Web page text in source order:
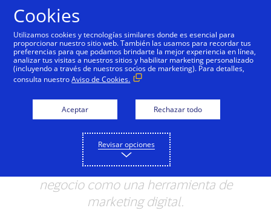
EDUCACIÓN DIGITAL
Aprovecha WhatsApp
para tu negocio
WhatsApp se ha convertido en una de las
apps más importantes en el mundo, de
ahí la importancia de incorporarlo al
negocio como una herramienta de
marketing digital.
Cookies
Utilizamos cookies y tecnologías similares donde es esencial para
proporcionar nuestro sitio web. También las usamos para recordar tus
preferencias para que podamos brindarte la mejor experiencia en línea,
analizar tus visitas a nuestros sitios y habilitar marketing personalizado
(incluyendo a través de nuestros socios de marketing). Para detalles,
consulta nuestroAviso de Cookies.
Aceptar Rechazar todo
Revisar opciones